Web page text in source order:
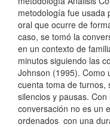
metodología fue usada
oral que ocurre de
caso, se tomó la
en un contexto de
minutos siguiendo las
Johnson (1995). Como
cuenta toma de turnos,
silencios y pausas.
conversación no es un
ordenados con una